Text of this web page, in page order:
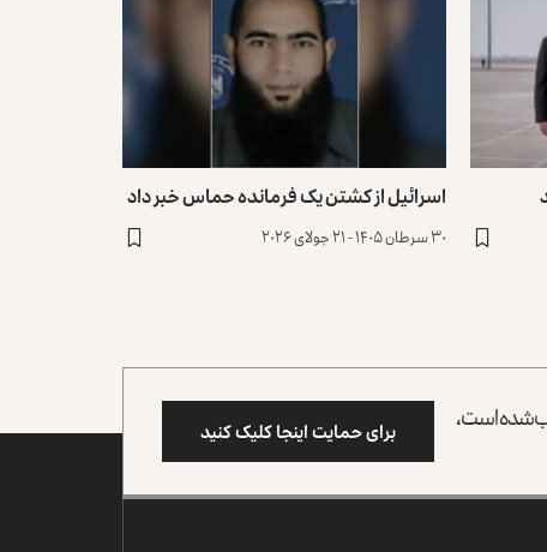
اسرائيل از کشتن یک فرمانده حماس خبر داد
۳۰ سرطان ۱۴۰۵ - ۲۱ جولای ۲۰۲۶
شده است، برای حمایت اینجا کلیک کنید